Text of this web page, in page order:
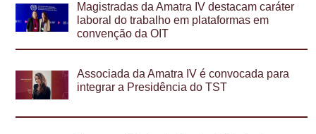
Magistradas da Amatra IV destacam caráter
laboral do trabalho em plataformas em
convenção da OIT
Associada da Amatra IV é convocada para
integrar a Presidência do TST